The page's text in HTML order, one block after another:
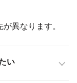
異なります。
い